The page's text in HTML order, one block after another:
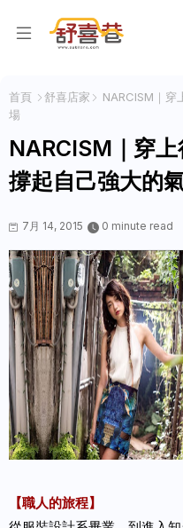
首頁 舒喜店家
NARCISM｜穿
場
NARCISM｜穿上
撐起自己強大的
7月 14, 2015 0 minute read
【職人的旅程】